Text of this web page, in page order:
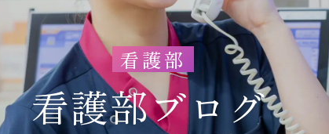
入院・面会
患者さま
理念・基本方針
施設基準
認定施設・一覧
在宅療養後
患者さまの権利に関する病院宣言
個人情報保
院内マップ
病院指標
広報
ドクターイ
採用情報
看護部
看護部ブログ